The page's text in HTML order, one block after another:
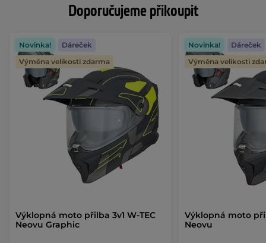
Doporučujeme přikoupit
Výklopná moto přilba 3v1 W-TEC
Neovu Graphic
Novinka!
Dáreček
Výměna velikosti zdarma
Výklopná moto
Neovu
Novinka!
Dáreček
Výměna velikosti